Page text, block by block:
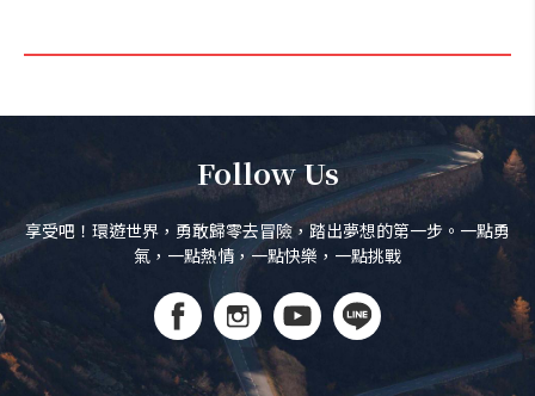
Follow Us
享受吧！環遊世界，勇敢歸零去冒險，踏出夢想的第一步。一點勇
氣，一點熱情，一點快樂，一點挑戰